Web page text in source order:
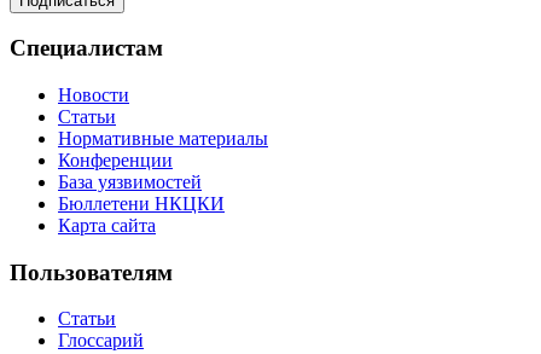
Специалистам
Новости
Статьи
Нормативные материалы
Конференции
База уязвимостей
Бюллетени НКЦКИ
Карта сайта
Пользователям
Статьи
Глоссарий